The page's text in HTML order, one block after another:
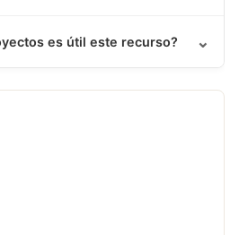
es útil este recurso? ⌄